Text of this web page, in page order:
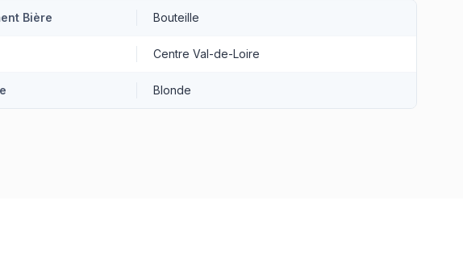
Bière Bouteille
Centre Val-de-Loire
Blonde